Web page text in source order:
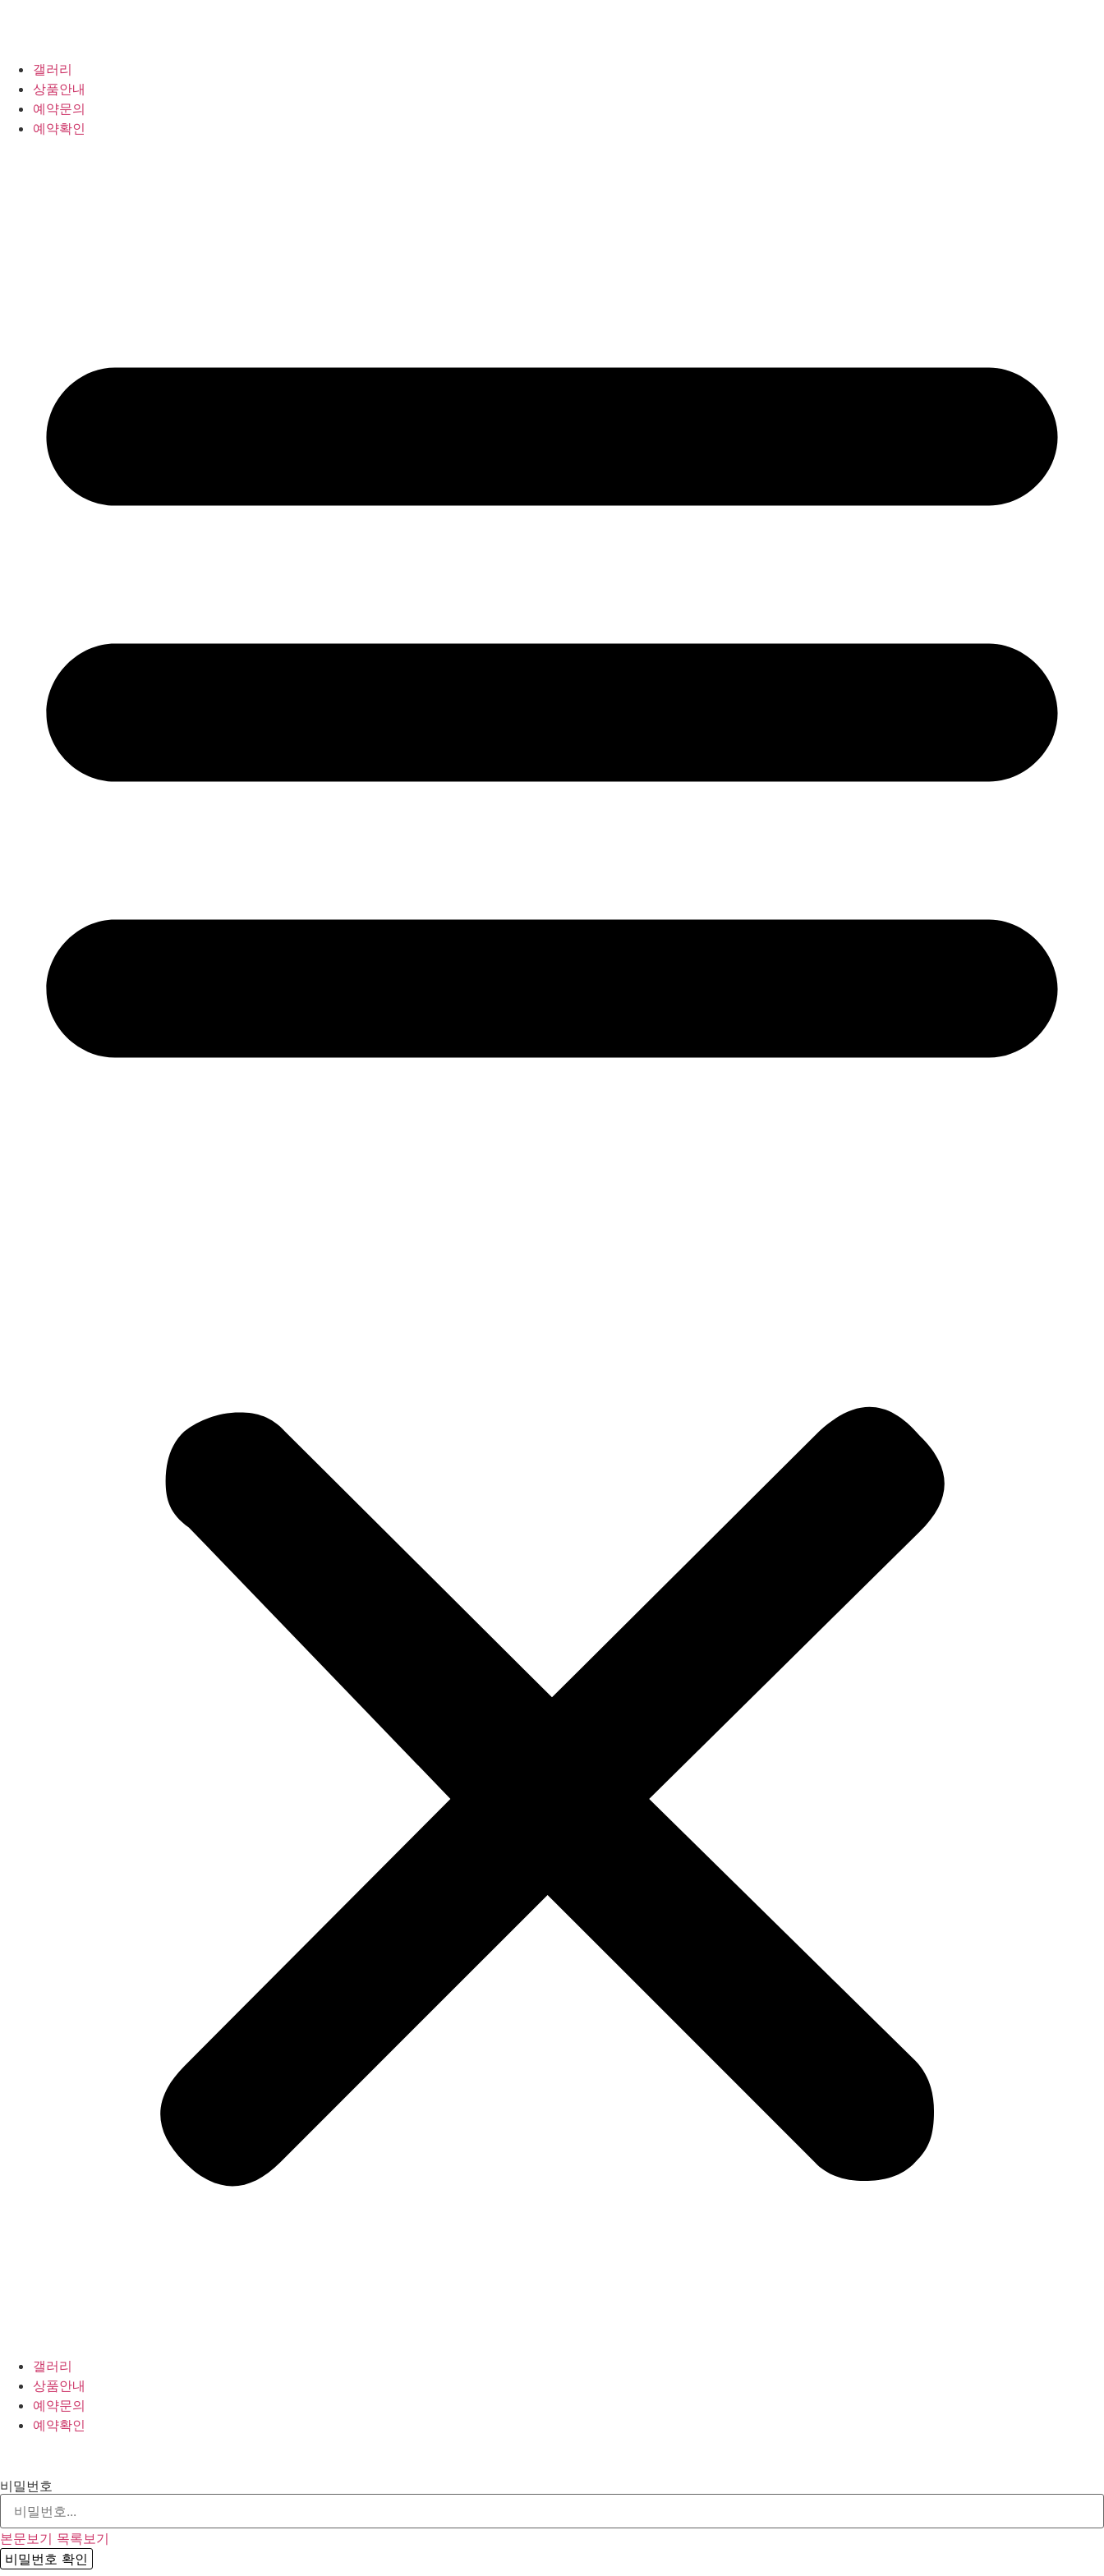
갤러리
상품안내
예약문의
예약확인
갤러리
상품안내
예약문의
예약확인
비밀번호
본문보기 목록보기
비밀번호 확인